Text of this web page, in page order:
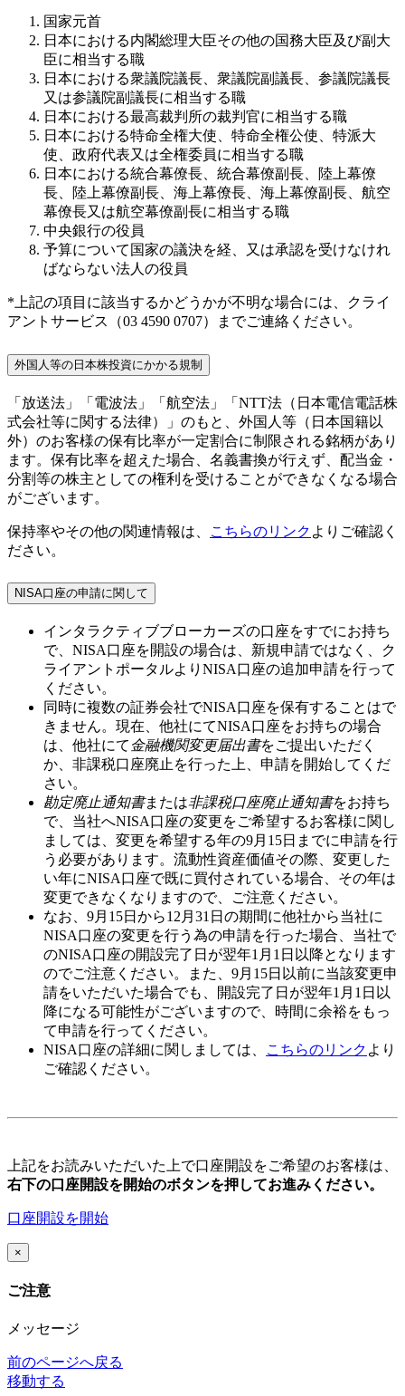
国家元首
日本における内閣総理大臣その他の国務大臣及び副大
臣に相当する職
日本における衆議院議長、衆議院副議長、参議院議長
又は参議院副議長に相当する職
日本における最高裁判所の裁判官に相当する職
日本における特命全権大使、特命全権公使、特派大
使、政府代表又は全権委員に相当する職
日本における統合幕僚長、統合幕僚副長、陸上幕僚
長、陸上幕僚副長、海上幕僚長、海上幕僚副長、航空
幕僚長又は航空幕僚副長に相当する職
中央銀行の役員
予算について国家の議決を経、又は承認を受けなけれ
ばならない法人の役員
*上記の項目に該当するかどうかが不明な場合には、クライ
アントサービス（03 4590 0707）までご連絡ください。
外国人等の日本株投資にかかる規制
「放送法」「電波法」「航空法」「NTT法（日本電信電話株
式会社等に関する法律）」のもと、外国人等（日本国籍以
外）のお客様の保有比率が一定割合に制限される銘柄があり
ます。保有比率を超えた場合、名義書換が行えず、配当金・
分割等の株主としての権利を受けることができなくなる場合
がございます。
保持率やその他の関連情報は、 こちらのリンク よりご確認く
ださい。
NISA口座の申請に関して
インタラクティブブローカーズの口座をすでにお持ち
で、NISA口座を開設の場合は、新規申請ではなく、ク
ライアントポータルよりNISA口座の追加申請を行って
ください。
同時に複数の証券会社でNISA口座を保有することはで
きません。現在、他社にてNISA口座をお持ちの場合
は、他社にて 金融機関変更届出書をご提出いただく
か、非課税口座廃止を行った上、申請を開始してくだ
さい。
勘定廃止通知書または非課税口座廃止通知書をお持ち
で、当社へNISA口座の変更をご希望するお客様に関し
ましては、変更を希望する年の9月15日 までに申請を行
う必要があります。流動性資産価値その際、変更した
い年にNISA口座で既に買付されている場合、その年は
変更できなくなりますので、ご注意ください。
なお、 9月15日から12月31日 の期間に他社から当社に
NISA口座の変更を行う為の申請を行った場合、当社で
のNISA口座の開設完了日が翌年1月1日 以降となります
のでご注意ください。また、 9月15日以前に当該変更申
請をいただいた場合でも、開設完了日が翌年1月1日以
降になる可能性がございますので、時間に余裕をもっ
て申請を行ってください。
NISA口座の詳細に関しましては、
こちらのリンク より
ご確認ください。
上記をお読みいただいた上で口座開設をご希望のお客様は、
右下の口座開設を開始のボタンを押してお進みください。
口座開設を開始
×
ご注意
メッセージ
前のページへ戻る
移動する